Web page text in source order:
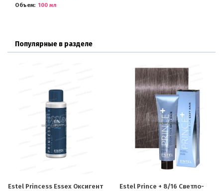
Объем
100 мл
Популярные в разделе
Estel Princess Essex Оксигент Estel Prince + 8/16 Светло-